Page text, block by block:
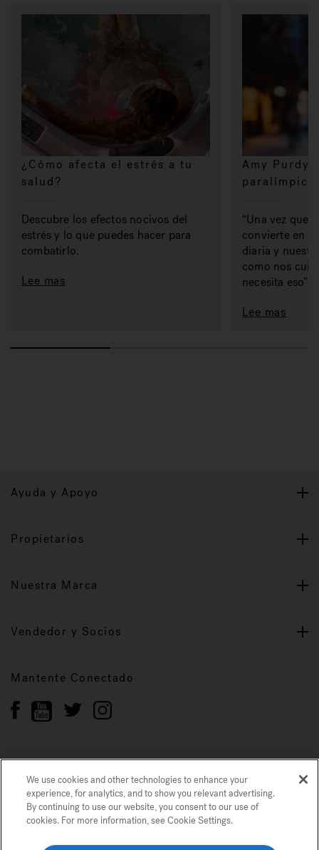
¿Cómo afecta el estrés a tu
salud?
Descubre los efectos nocivos del
estrés y lo que puedes hacer para
combatirlo.
Lee mas
Amy Purdy,
paralímpica
“Una vez que
convierte en
diaria y
como nos
necesita eso”.
Lee mas
Ayuda y Apoyo
Propietarios
Nuestra Marca
Vendedor y Socios
Mantente Conectado
Política de privacidad
Marcas registradas
Mapa del sitio
© 2022 Jacuzzi Inc. Todos los derechos reservados.
Usamos cookies y otras tecnologías para mejorar su experiencia, para análisis
web, acepta nuestro uso de cookies. Para obtener más información, consulte
We use cookies and other technologies to enhance your
experience, for analytics, and to show you relevant advertising.
By continuing to use our website, you consent to our use of
cookies. For more information, see Cookie Settings.